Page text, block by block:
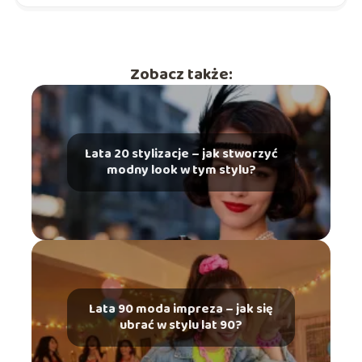
Zobacz także:
Lata 20 stylizacje – jak stworzyć
modny look w tym stylu?
Lata 90 moda impreza – jak się
ubrać w stylu lat 90?